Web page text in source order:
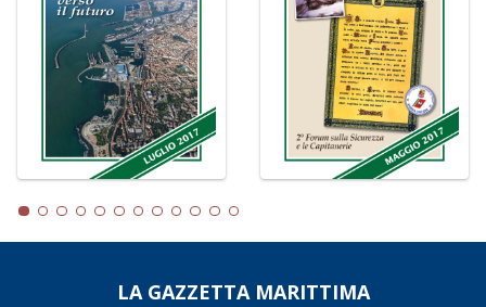
LA GAZZETTA MARITTIMA